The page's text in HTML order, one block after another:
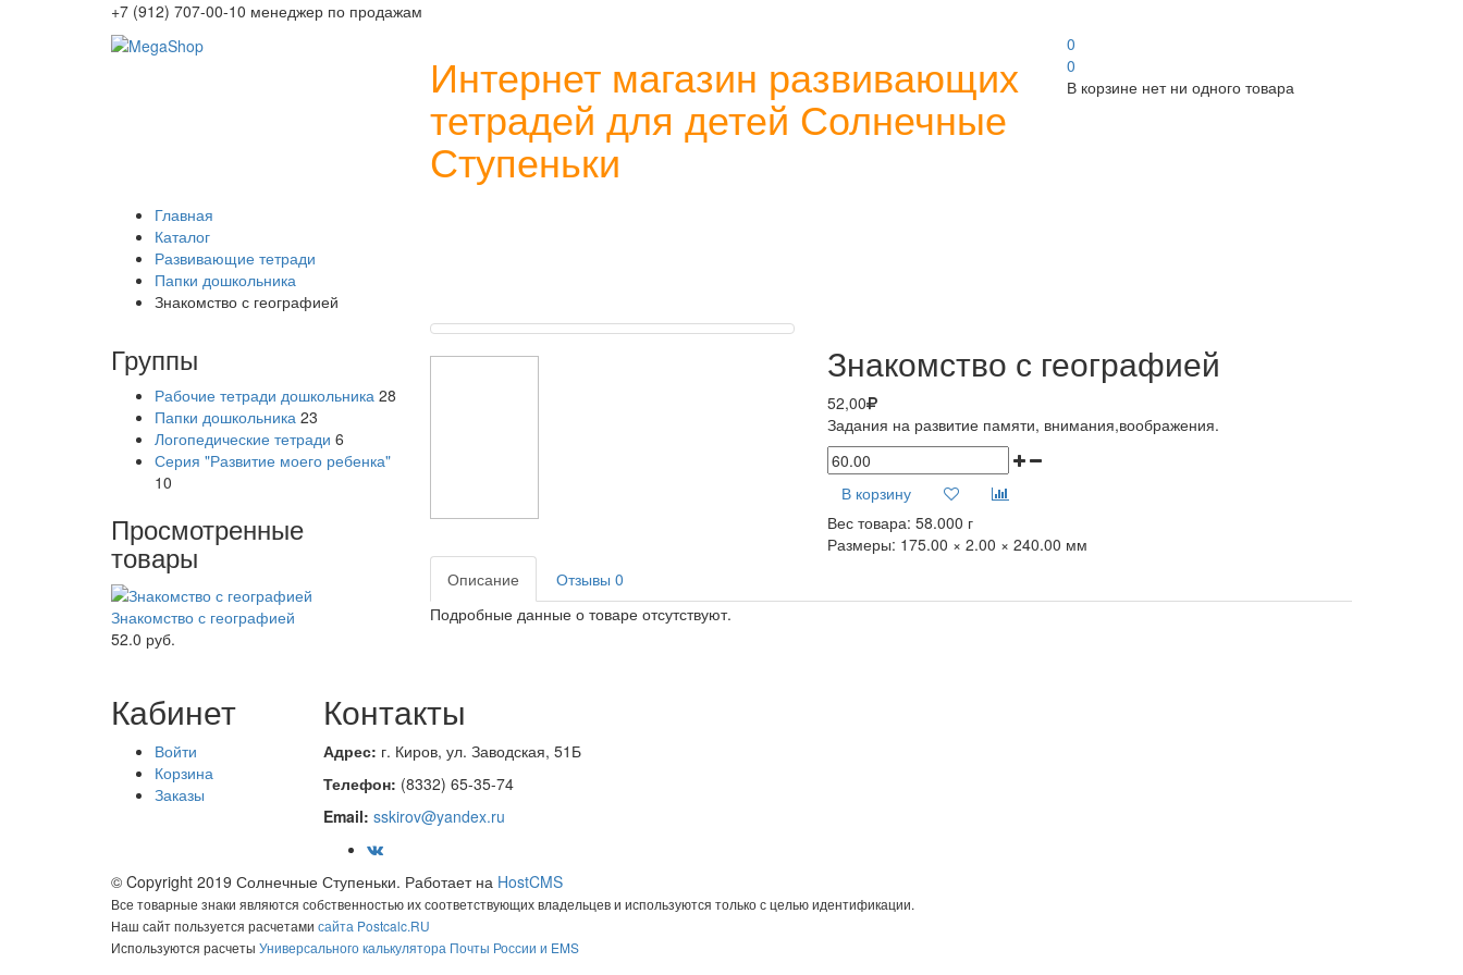
+7 (912) 707-00-10 менеджер по продажам
Интернет магазин развивающих
тетрадей для детей Солнечные
Ступеньки
0
0
В корзине нет ни одного товара
Главная
Каталог
Развивающие тетради
Папки дошкольника
Знакомство с географией
Группы
Рабочие тетради дошкольника 28
Папки дошкольника 23
Логопедические тетради 6
Серия "Развитие моего ребенка"
10
Просмотренные
товары
Знакомство с географией
52.0 руб.
Знакомство с географией
52,00
Задания на развитие памяти, внимания,воображения.
В корзину
Вес товара:58.000 г
Размеры: 175.00 × 2.00 × 240.00 мм
Описание
Отзывы 0
Подробные данные о товаре отсутствуют.
Кабинет
Войти
Корзина
Заказы
Контакты
Адрес: г. Киров, ул. Заводская, 51Б
Телефон: (8332) 65-35-74
Email: sskirov@yandex.ru
© Copyright 2019 Солнечные Ступеньки. Работает на HostCMS
Все товарные знаки являются собственностью их соответствующих владельцев и используются только с целью идентификации.
Наш сайт пользуется расчетами сайта Postcalc.RU
Используются расчеты Универсального калькулятора Почты России и EMS